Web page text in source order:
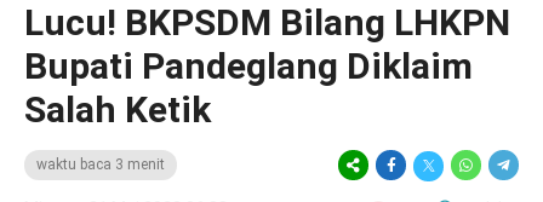
Lucu! BKPSDM Bilang LHKPN
Bupati Pandeglang Diklaim
Salah Ketik
waktu baca 3 menit